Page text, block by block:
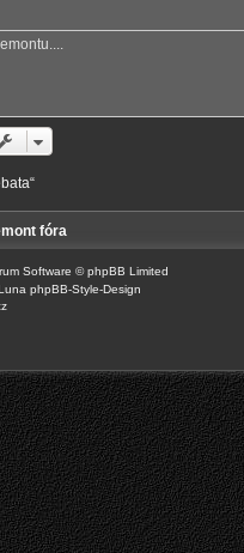
fóra
Software © phpBB Limited
phpBB-Style-Design